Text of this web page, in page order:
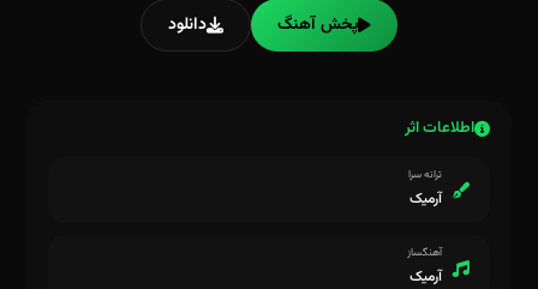
پخش آهنگ دانلود
اطلاعات اثر
ترانه سرا
آرمیک
آهنگساز
آرمیک